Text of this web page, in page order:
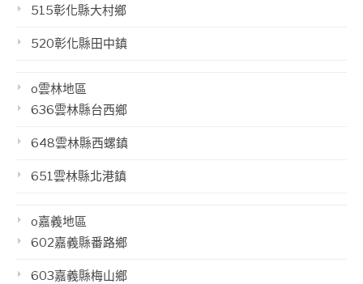
515彰化縣大村鄉
520彰化縣田中鎮
o雲林地區
636雲林縣台西鄉
648雲林縣西螺鎮
651雲林縣北港鎮
o嘉義地區
602嘉義縣番路鄉
603嘉義縣梅山鄉